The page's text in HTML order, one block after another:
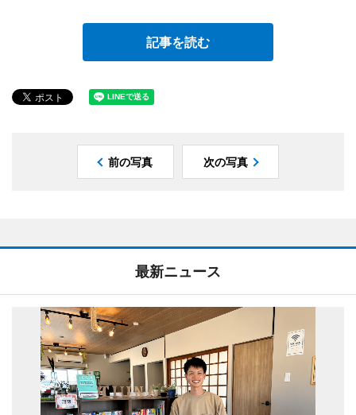
記事を読む
前の写真 次の写真
最新ニュース